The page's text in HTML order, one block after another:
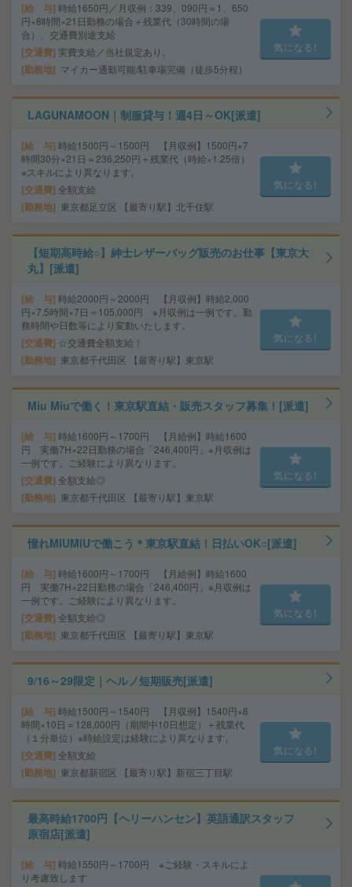
給 与 時給1650円／月収例：339、090円＝1、650
円×8時間×21日勤務の場合＋残業代（30時間の場
合）、交通費別途支給
交通費 実費支給／当社規定あり。
勤務地 マイカー通勤可能/駐車場完備（徒歩5分程）
気になる!
LAGUNAMOON｜制服貸与！週4日～OK[派遣]
給 与 時給1500円～1500円 【月収例】1500円×7
時間30分×21日＝236,250円＋残業代（時給×1.25倍）
※スキルにより異なります。
交通費 全額支給
勤務地 東京都足立区 【最寄り駅】北千住駅
気になる!
【短期高時給○】紳士レザーバッグ販売のお仕事【東京大
丸】[派遣]
給 与 時給2000円～2000円 【月収例】時給2,000
円×7.5時間×7日＝105,000円 ※月収例は一例です。勤
務時間や日数等により変動いたします。
交通費 ☆交通費全額支給！
勤務地 東京都千代田区 【最寄り駅】東京駅
気になる!
Miu Miuで働く！東京駅直結・販売スタッフ募集！[派遣]
給 与 時給1600円～1700円 【月給例】時給1600
円 実働7H×22日勤務の場合「246,400円」※月収例は
一例です。ご経験により異なります。
交通費 全額支給◎
勤務地 東京都千代田区 【最寄り駅】東京駅
気になる!
憧れMIUMIUで働こう＊東京駅直結！日払いOK○[派遣]
給 与 時給1600円～1700円 【月給例】時給1600
円 実働7H×22日勤務の場合「246,400円」※月収例は
一例です。ご経験により異なります。
交通費 全額支給◎
勤務地 東京都千代田区 【最寄り駅】東京駅
気になる!
9/16～29限定｜ヘルノ短期販売[派遣]
給 与 時給1500円～1540円 【月収例】1540円×8
時間×10日＝128,000円（期間中10日想定）＋残業代
（１分単位）※時給設定は経験により異なります。
交通費 全額支給
勤務地 東京都新宿区 【最寄り駅】新宿三丁目駅
気になる!
最高時給1700円【ヘリーハンセン】英語通訳スタッフ
原宿店[派遣]
給 与 時給1550円～1700円 ※ご経験・スキルによ
り考慮致します